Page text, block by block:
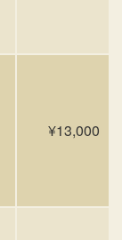
¥13,000